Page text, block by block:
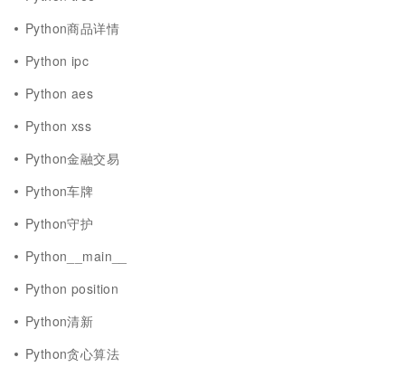
Python商品详情
Python ipc
Python aes
Python xss
Python金融交易
Python车牌
Python守护
Python__main__
Python position
Python清新
Python贪心算法